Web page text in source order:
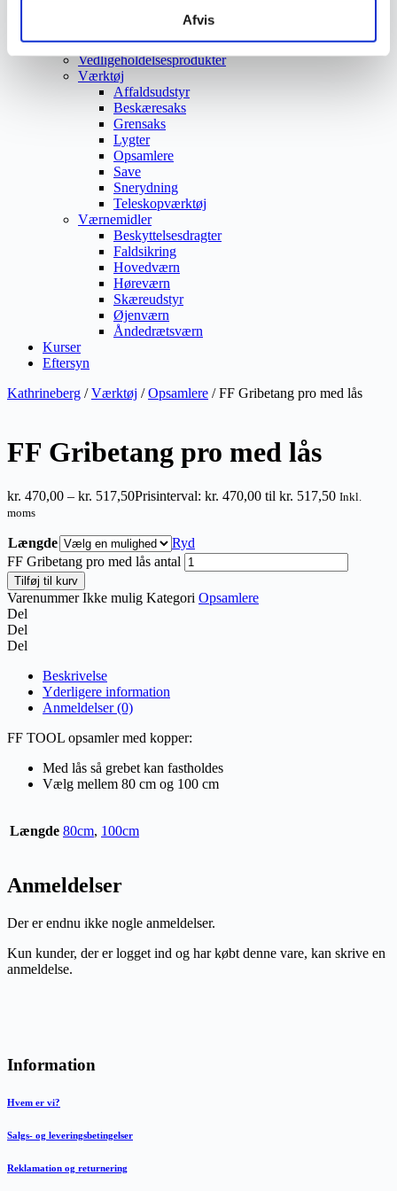
Afvis
Ukrudtsbekæmpelse
Vaskeri Produkter
Vedligeholdelsesprodukter
Værktøj
Affaldsudstyr
Beskæresaks
Grensaks
Lygter
Opsamlere
Save
Snerydning
Teleskopværktøj
Værnemidler
Beskyttelsesdragter
Faldsikring
Hovedværn
Høreværn
Skæreudstyr
Øjenværn
Åndedrætsværn
Kurser
Eftersyn
Kathrineberg /Værktøj /Opsamlere / FF Gribetang pro med lås
FF Gribetang pro med lås
kr. 470,00 – kr. 517,50Prisinterval: kr. 470,00 til kr. 517,50 Inkl.
moms
Længde
Ryd
FF Gribetang pro med lås antal
Tilføj til kurv
VarenummerIkke mulig Kategori Opsamlere
Del
Del
Del
Beskrivelse
Yderligere information
Anmeldelser (0)
FF TOOL opsamler med kopper:
Med lås så grebet kan fastholdes
Vælg mellem 80 cm og 100 cm
Længde 80cm, 100cm
Anmeldelser
Der er endnu ikke nogle anmeldelser.
Kun kunder, der er logget ind og har købt denne vare, kan skrive en
anmeldelse.
Information
Hvem er vi?
Salgs- og leveringsbetingelser
Reklamation og returnering